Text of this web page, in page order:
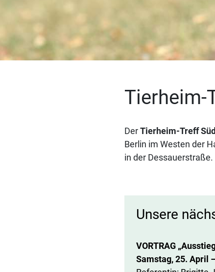
Tierheim-
DerTierheim-Treff
Berlin im Westen der
in der
Unsere
VORTRAG
Samstag, 25. April